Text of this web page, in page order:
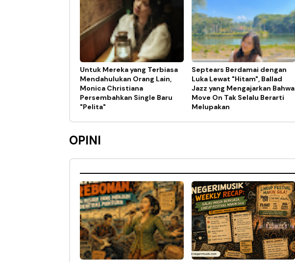
Untuk Mereka yang Terbiasa
Mendahulukan Orang Lain,
Monica Christiana
Persembahkan Single Baru
"Pelita"
Septears Berdamai dengan
Luka Lewat "Hitam", Ballad
Jazz yang Mengajarkan Bahwa
Move On Tak Selalu Berarti
Melupakan
OPINI